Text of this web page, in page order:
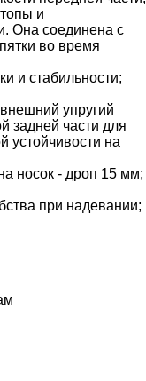
и
Она соединена с
во время
и стабильности;
упругий
задней части для
устойчивости на
носок - дроп 15 мм;
при надевании;